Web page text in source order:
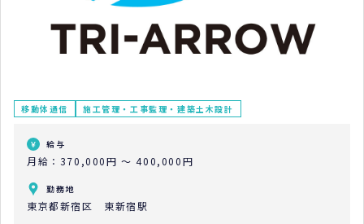
移動体通信 施工管理・工事監理・建築土木設計
給与
月給：370,000円 ～ 400,000円
勤務地
東京都新宿区 東新宿駅